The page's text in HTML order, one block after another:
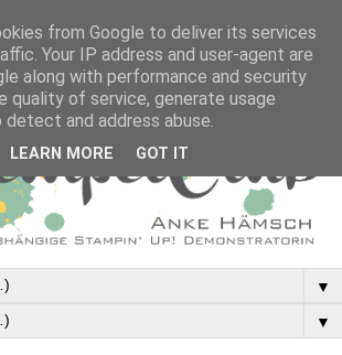
▼
▼
from Google to deliver its services
Your IP address and user-agent are
along with performance and security
quality of service, generate usage
and address abuse.
LEARN MORE GOT IT